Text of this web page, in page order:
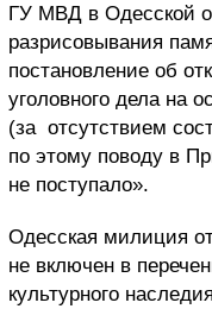
ГУ МВД в Одесской
разрисовывания
постановление об
уголовного дела на
(за отсутствием
по этому поводу в
не поступало».
Одесская милиция
не включен в
культурного